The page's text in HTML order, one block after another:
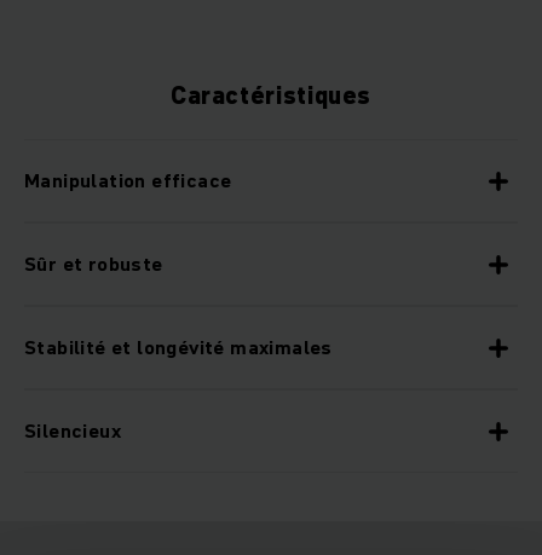
Caractéristiques
Manipulation efficace
Sûr et robuste
Stabilité et longévité maximales
Silencieux